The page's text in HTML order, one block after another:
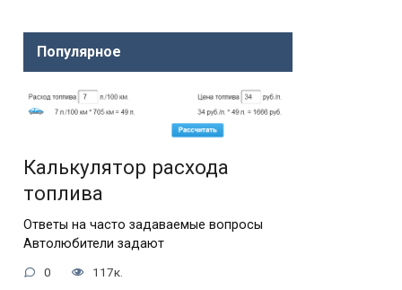
Популярное
Калькулятор расхода
топлива
Ответы на часто задаваемые вопросы
Автолюбители задают
0 117к.